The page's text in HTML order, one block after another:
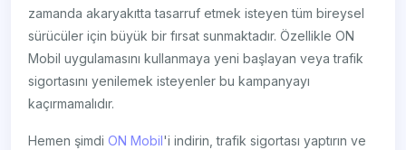
zamanda akaryakıtta tasarruf etmek isteyen tüm bireysel
sürücüler için büyük bir fırsat sunmaktadır. Özellikle ON
Mobil uygulamasını kullanmaya yeni başlayan veya trafik
sigortasını yenilemek isteyenler bu kampanyayı
kaçırmamalıdır.
Hemen şimdiON Mobil'i indirin, trafik sigortası yaptırın ve